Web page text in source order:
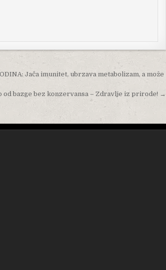
Jača imunitet, ubrzava metabolizam, a može
od bazge bez konzervansa – Zdravlje iz prirode! →